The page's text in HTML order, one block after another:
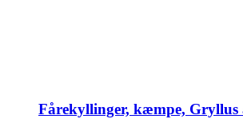
Fårekyllinger, kæmpe, Gryllus